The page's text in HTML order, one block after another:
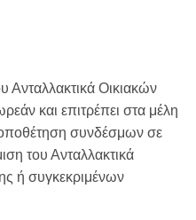
Οικιακών
και επιτρέπει στα μέλη
συνδέσμων σε
του Ανταλλακτικά
ή συγκεκριμένων